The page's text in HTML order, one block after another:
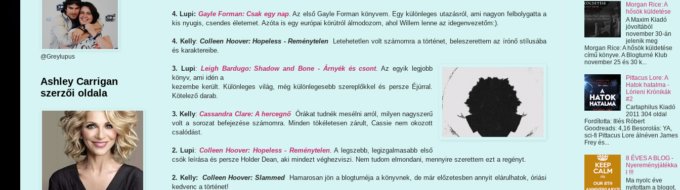
4. Lupi: Gayle Forman: Csak egy nap . Az első Gayle Forman könyvem. Egy különleges utazásról, ami nagyon felbolygatta a
kis nyugis, csendes életemet. Azóta is egy európai körútról álmodozom, ahol Willem lenne az idegenvezetőm:).
4. Kelly: Colleen Hoover: Hopeless - Reménytelen Letehetetlen volt számomra a történet, beleszerettem az írónő stílusába
és karaktereibe.
3. Lupi: Leigh Bardugo: Shadow and Bone - Árnyék és csont. Az egyik legjobb
könyv, ami idén a
kezembe került. Különleges világ, még különlegesebb szereplőkkel és persze Éjúrral.
Kötelező darab.
3. Kelly:Cassandra Clare: A hercegnő Órákat tudnék mesélni arról, milyen nagyszerű
volt a sorozat befejezése számomra. Minden tökéletesen zárult, Cassie nem okozott
csalódást.
2. Lupi: Colleen Hoover: Hopeless - Reménytelen. A legszebb, legizgalmasabb első
csók leírása és persze Holder Dean, aki mindezt véghezviszi. Nem tudom elmondani, mennyire szerettem ezt a regényt.
2. Kelly: Colleen Hoover: SlammedHamarosan jön a blogturnéja a könyvnek, de már előzetesben annyit elárulhatok, óriási
kedvenc a történet!
@Greylupus
Ashley Carrigan
szerzői oldala
Morgan Rice: A
hősök küldetése
A Maxim Kiadó
jóvoltából
november 30-án
jelenik meg
Morgan Rice: A hősök küldetése
című könyve. A Blogturné Klub
november 25 és 30 k...
Pittacus Lore: A
Hatok hatalma -
Lórieni Krónikák
#2
Cartaphilus Kiadó
2011 304 oldal
Fordította: Illés Róbert
Goodreads: 4,16 Besorolás: YA,
sci-fi Pittacus Lore álnéven James
Frey és...
8 ÉVES A BLOG -
Nyereményjátékka
l !!!
Ma nyolc éve
nyitottam a blogot,